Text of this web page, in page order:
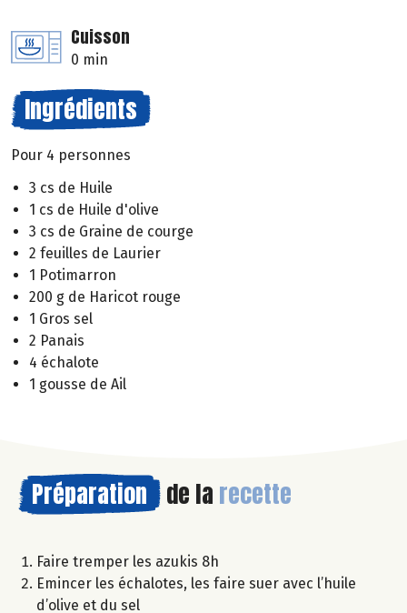
Cuisson
0 min
Ingrédients
Pour 4 personnes
3 cs de Huile
1 cs de Huile d'olive
3 cs de Graine de courge
2 feuilles de Laurier
1 Potimarron
200 g de Haricot rouge
1 Gros sel
2 Panais
4 échalote
1 gousse de Ail
Préparation de la recette
Faire tremper les azukis 8h
Emincer les échalotes, les faire suer avec l’huile
d’olive et du sel